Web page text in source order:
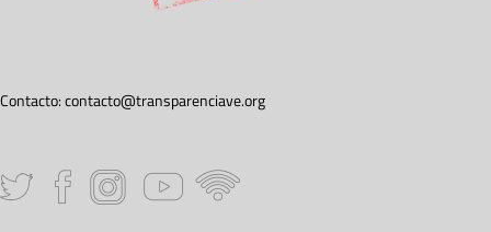
Contacto:contacto@transparenciave.org